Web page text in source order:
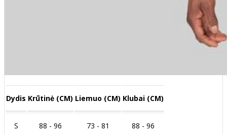
Dydis Krūtinė (CM) Liemuo (CM) Klubai (CM)
S 88 - 96 73 - 81 88 - 96